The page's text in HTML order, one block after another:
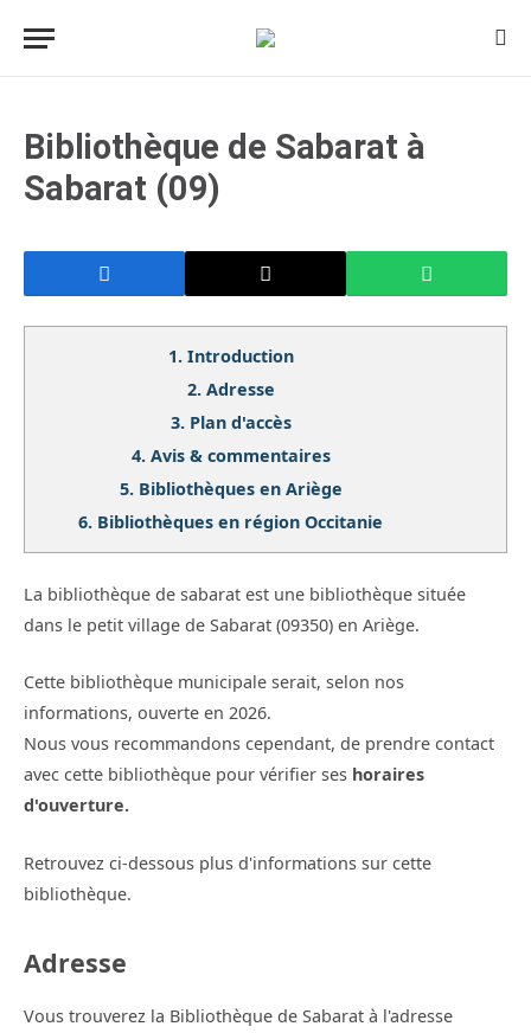
Bibliothèque de Sabarat à
Sabarat (09)
1. Introduction
2. Adresse
3. Plan d'accès
4. Avis & commentaires
5. Bibliothèques en Ariège
6. Bibliothèques en région Occitanie
La bibliothèque de sabarat est une bibliothèque située
dans le petit village de Sabarat (09350) en Ariège.
Cette bibliothèque municipale serait, selon nos
informations, ouverte en 2026.
Nous vous recommandons cependant, de prendre contact
avec cette bibliothèque pour vérifier ses horaires
d'ouverture.
Retrouvez ci-dessous plus d'informations sur cette
bibliothèque.
Adresse
Vous trouverez la Bibliothèque de Sabarat à l'adresse